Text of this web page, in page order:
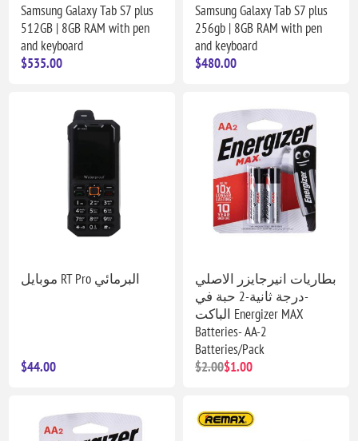
Samsung Galaxy Tab S7 plus
512GB | 8GB RAM with pen
and keyboard
$535.00
Samsung Galaxy Tab S7 plus
256gb | 8GB RAM with pen
and keyboard
$480.00
موبايل RT Pro البرمائي
$44.00
بطاريات انيرجايزر الاصلي
-درجة ثانية-2 حبة في
الباكت Energizer MAX
Batteries- AA-2
Batteries/Pack
$2.00$1.00